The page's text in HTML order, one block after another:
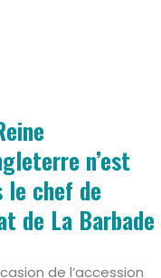
n’est
le chef de
de La Barbade
de l’accession